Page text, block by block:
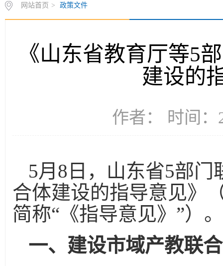
网站首页 > 政策文件
《山东省教育厅等5
建设的
作者： 时间：
5月8日，山东省5部
合体建设的指导意见》
简称“《指导意见》”）
一、建设市域产教联